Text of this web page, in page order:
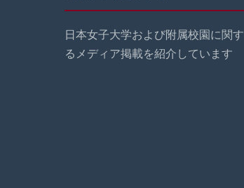
日本女子大学および附属校園に関す
るメディア掲載を紹介しています